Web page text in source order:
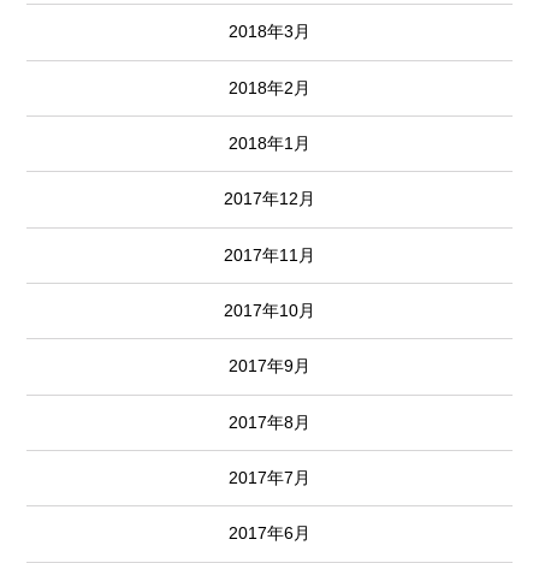
2018年3月
2018年2月
2018年1月
2017年12月
2017年11月
2017年10月
2017年9月
2017年8月
2017年7月
2017年6月